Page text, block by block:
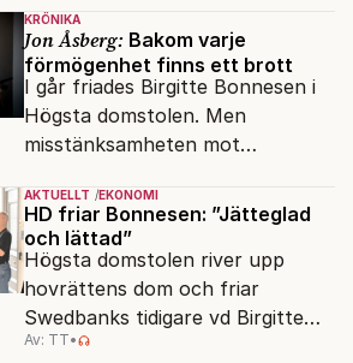
KRÖNIKA
Jon Åsberg: Bakom varje
förmögenhet finns ett brott
I går friades Birgitte Bonnesen i
Högsta domstolen. Men
misstänksamheten mot
AKTUELLT EKONOMI
HD friar Bonnesen: ”Jätteglad
och lättad”
Högsta domstolen river upp
hovrättens dom och friar
Swedbanks tidigare vd Birgitte
Bonnesen från alla
Av: TT•